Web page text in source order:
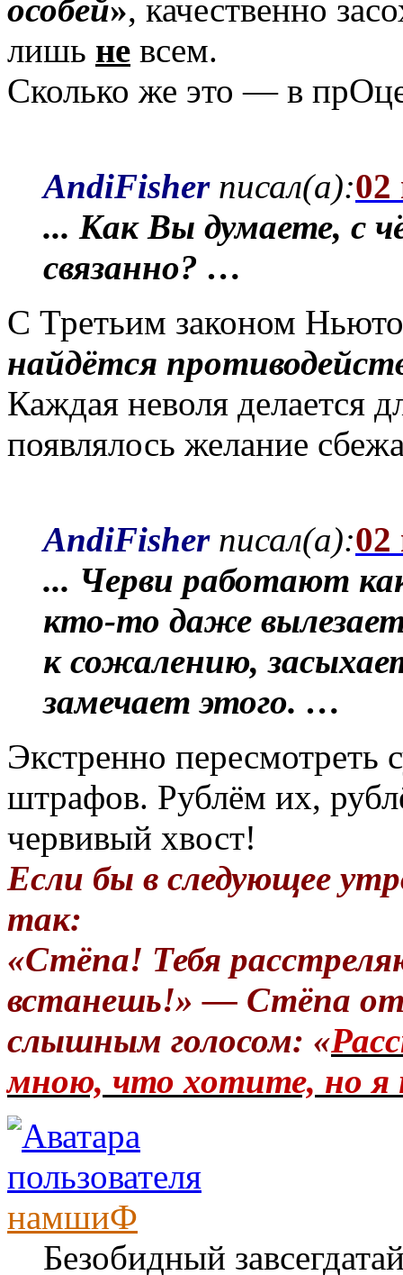
особей», качественно
лишь не всем.
Сколько же это — в
AndiFisherписал(а):02
... Как Вы думаете, с
связанно? …
С Третьим законом
найдётся
Каждая неволя делается
появлялось желание
AndiFisherписал(а):02
... Черви работают
кто-то даже
к сожалению,
замечает этого. …
Экстренно
штрафов. Рублём их,
червивый хвост!
Если бы в следующее
так:
«Стёпа! Тебя
встанешь!» — Стёпа
слышным голосом: «
мною, что хотите, но я
намшиФ
Безобидный